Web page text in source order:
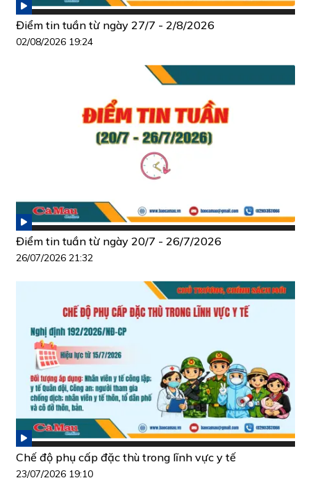
Điểm tin tuần từ ngày 27/7 - 2/8/2026
02/08/2026 19:24
Điểm tin tuần từ ngày 20/7 - 26/7/2026
26/07/2026 21:32
Chế độ phụ cấp đặc thù trong lĩnh vực y tế
23/07/2026 19:10